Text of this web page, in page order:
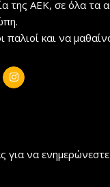
της ΑΕΚ, σε όλα τα
παλιοί και να
για να ενημερώνεστε